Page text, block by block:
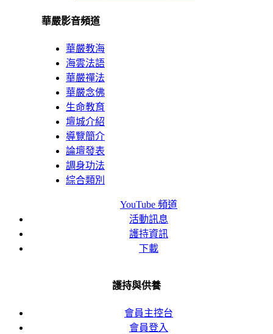
華嚴影音頻道
華嚴教海
海雲法語
華嚴禪法
華嚴念佛
生命教育
壇城介紹
導覽簡介
論壇發表
調身功法
綜合類別
YouTube 頻道
活動訊息
護持資訊
下載
護持與供養
會員主控台
會員登入